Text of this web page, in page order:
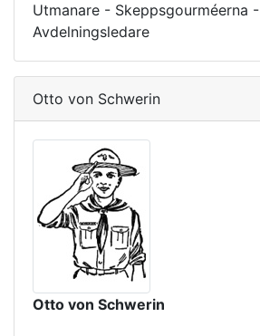
Utmanare - Skeppsgourméerna -
Avdelningsledare
Otto von Schwerin
Otto von Schwerin